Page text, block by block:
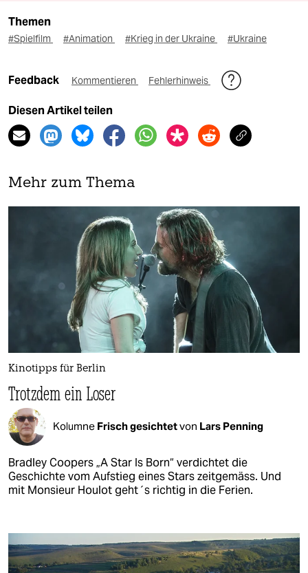
Themen
#Spielfilm #Animation #Krieg in der Ukraine #Ukraine
Feedback Kommentieren Fehlerhinweis
Diesen Artikel teilen
Mehr zum Thema
Kinotipps für Berlin
Trotzdem ein Loser
Kolumne Frisch gesichtetvon Lars Penning
Bradley Coopers „A Star Is Born“ verdichtet die
Geschichte vom Aufstieg eines Stars zeitgemäss. Und
mit Monsieur Houlot geht´s richtig in die Ferien.